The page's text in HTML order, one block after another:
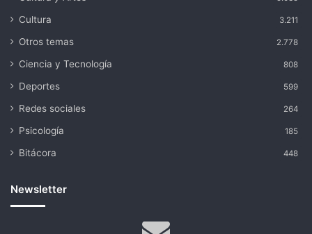
Cultura 3.211
Otros temas 2.778
Ciencia y Tecnología 808
Deportes 599
Redes sociales 264
Psicología 185
Bitácora 448
Newsletter